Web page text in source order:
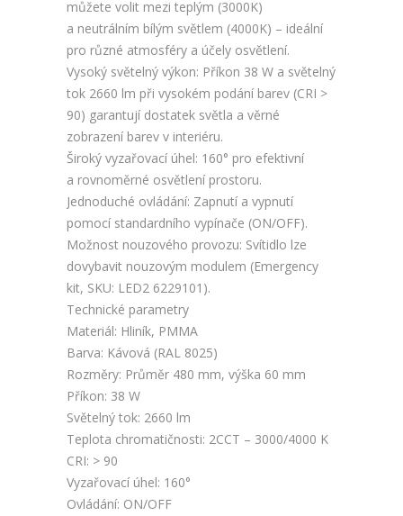
můžete volit mezi teplým (3000K)
a neutrálním bílým světlem (4000K) – ideální
pro různé atmosféry a účely osvětlení.
Vysoký světelný výkon: Příkon 38 W a světelný
tok 2660 lm při vysokém podání barev (CRI >
90) garantují dostatek světla a věrné
zobrazení barev v interiéru.
Široký vyzařovací úhel: 160° pro efektivní
a rovnoměrné osvětlení prostoru.
Jednoduché ovládání: Zapnutí a vypnutí
pomocí standardního vypínače (ON/OFF).
Možnost nouzového provozu: Svítidlo lze
dovybavit nouzovým modulem (Emergency
kit, SKU: LED2 6229101).
Technické parametry
Materiál: Hliník, PMMA
Barva: Kávová (RAL 8025)
Rozměry: Průměr 480 mm, výška 60 mm
Příkon: 38 W
Světelný tok: 2660 lm
Teplota chromatičnosti: 2CCT – 3000/4000 K
CRI: > 90
Vyzařovací úhel: 160°
Ovládání: ON/OFF